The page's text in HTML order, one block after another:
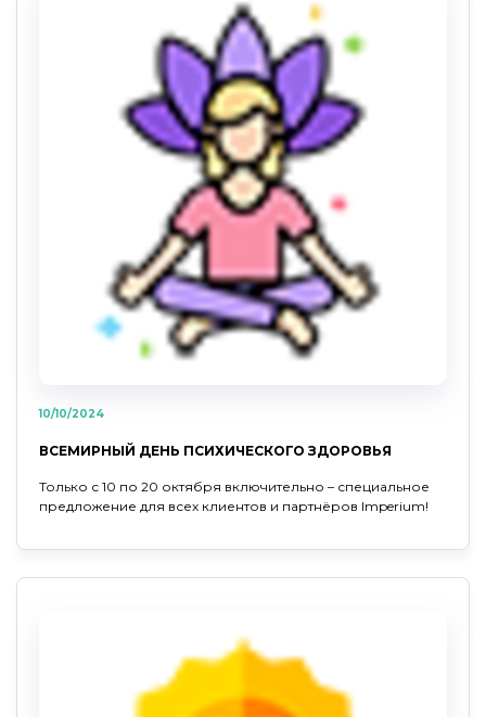
10/10/2024
ВСЕМИРНЫЙ ДЕНЬ ПСИХИЧЕСКОГО ЗДОРОВЬЯ
Только с 10 по 20 октября включительно – специальное
предложение для всех клиентов и партнёров Imperium!